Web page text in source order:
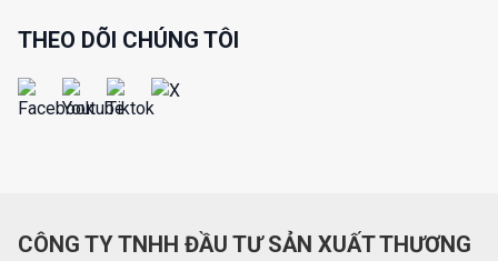
THEO DÕI CHÚNG TÔI
CÔNG TY TNHH ĐẦU TƯ SẢN XUẤT THƯƠNG